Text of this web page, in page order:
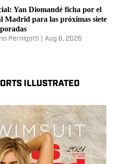
Yan Diomandé ficha por el
Madrid para las próximas siete
Pernigotti Aug 6, 2026
ILLUSTRATED